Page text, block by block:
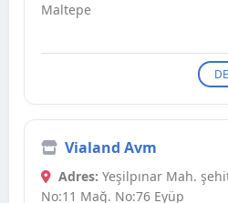
Maltepe
Vialand Avm
Adres: Yeşilpınar Mah.
No:11 Mağ. No:76 Eyüp